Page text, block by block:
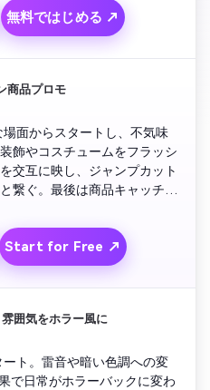
無料ではじめる ↗
商品プロモ
面からスタートし、不気味
飾やコスチュームをフラッシ
交互に映し、ジャンプカット
繋ぐ。最後は商品キャッチコ
Start for Free ↗
囲気をホラー風に
ト。雷音や暗い色調への変
で日常がホラーバックに変わ